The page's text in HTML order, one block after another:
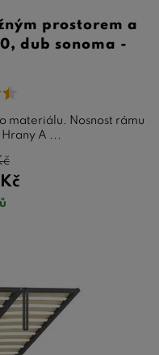
prostorem a
dub sonoma -
materiálu. Nosnost rámu
A ...
Kč